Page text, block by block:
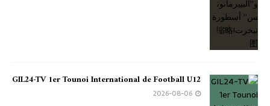
GIL24-TV 1er Tounoi International de Football U12
2026-08-06